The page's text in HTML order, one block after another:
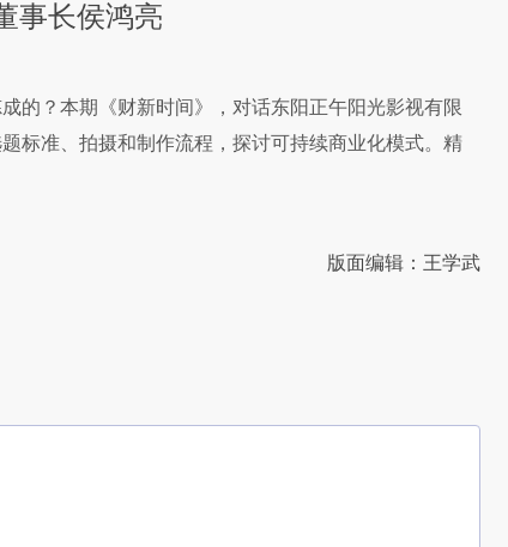
事长侯鸿亮
的？本期《财新时间》，对话东阳正午阳光影视有限
标准、拍摄和制作流程，探讨可持续商业化模式。精
版面编辑：王学武